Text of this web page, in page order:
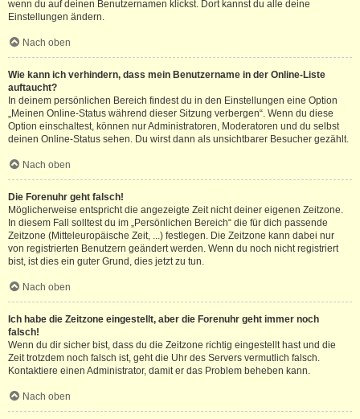
wenn du auf deinen Benutzernamen klickst. Dort kannst du alle deine
Einstellungen ändern.
Nach oben
Wie kann ich verhindern, dass mein Benutzername in der Online-Liste
auftaucht?
In deinem persönlichen Bereich findest du in den Einstellungen eine Option
„Meinen Online-Status während dieser Sitzung verbergen“. Wenn du diese
Option einschaltest, können nur Administratoren, Moderatoren und du selbst
deinen Online-Status sehen. Du wirst dann als unsichtbarer Besucher gezählt.
Nach oben
Die Forenuhr geht falsch!
Möglicherweise entspricht die angezeigte Zeit nicht deiner eigenen Zeitzone.
In diesem Fall solltest du im „Persönlichen Bereich“ die für dich passende
Zeitzone (Mitteleuropäische Zeit, ...) festlegen. Die Zeitzone kann dabei nur
von registrierten Benutzern geändert werden. Wenn du noch nicht registriert
bist, ist dies ein guter Grund, dies jetzt zu tun.
Nach oben
Ich habe die Zeitzone eingestellt, aber die Forenuhr geht immer noch
falsch!
Wenn du dir sicher bist, dass du die Zeitzone richtig eingestellt hast und die
Zeit trotzdem noch falsch ist, geht die Uhr des Servers vermutlich falsch.
Kontaktiere einen Administrator, damit er das Problem beheben kann.
Nach oben